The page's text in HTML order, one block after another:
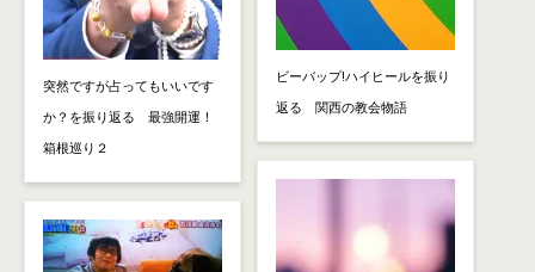
突然ですが占ってもいいです
か？を振り返る 最強開運！
箱根巡り２
ビーバップ!ハイヒールを振り
返る 関西の教会物語